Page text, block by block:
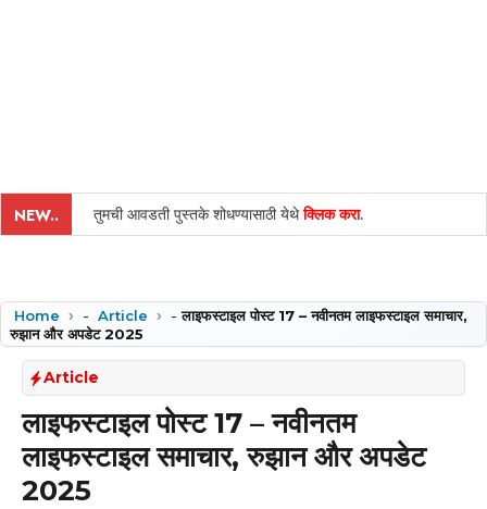
NEW.. तुमची आवडती पुस्तके शोधण्यासाठी येथेक्लिक करा.
Home - Article -लाइफस्टाइल पोस्ट 17 – नवीनतम लाइफस्टाइल समाचार,
रुझान और अपडेट 2025
Article
लाइफस्टाइल पोस्ट 17 – नवीनतम
लाइफस्टाइल समाचार, रुझान और अपडेट
2025